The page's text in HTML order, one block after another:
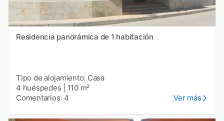
Residencia panorámica de 1 habitación
Tipo de alojamiento: Casa
4 huéspedes
110 m²
Comentarios: 4
Ver más